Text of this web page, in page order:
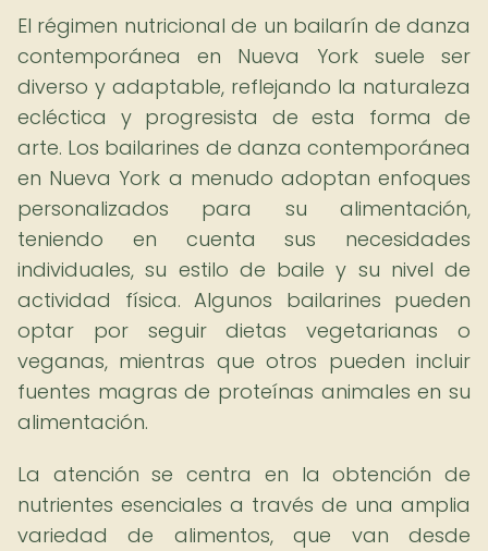
El régimen nutricional de un bailarín de danza
contemporánea en Nueva York suele ser
diverso y adaptable, reflejando la naturaleza
ecléctica y progresista de esta forma de
arte. Los bailarines de danza contemporánea
en Nueva York a menudo adoptan enfoques
personalizados para su alimentación,
teniendo en cuenta sus necesidades
individuales, su estilo de baile y su nivel de
actividad física. Algunos bailarines pueden
optar por seguir dietas vegetarianas o
veganas, mientras que otros pueden incluir
fuentes magras de proteínas animales en su
alimentación.
La atención se centra en la obtención de
nutrientes esenciales a través de una amplia
variedad de alimentos, que van desde